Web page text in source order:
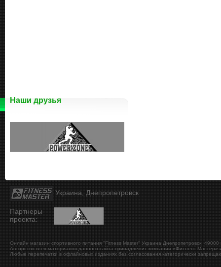
Наши друзья
Украина, Днепропетровск
Партнеры
проекта:
Онлайн магазин спортивного питания "Fitness Master" Украина Днепропетровск 49000
Авторство всех материалов данного сайта принадлежит компании «Фитнесс Мастер»
Любые перепечатки в офлайновых изданиях без согласования категорически